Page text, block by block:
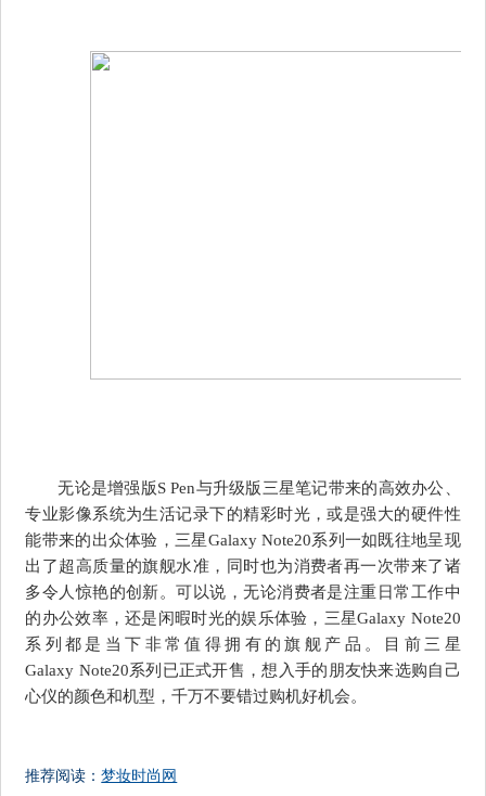
无论是增强版S Pen与升级版三星笔记带来的高效办公、
专业影像系统为生活记录下的精彩时光，或是强大的硬件性
能带来的出众体验，三星Galaxy Note20系列一如既往地呈现
出了超高质量的旗舰水准，同时也为消费者再一次带来了诸
多令人惊艳的创新。可以说，无论消费者是注重日常工作中
的办公效率，还是闲暇时光的娱乐体验，三星Galaxy Note20
系列都是当下非常值得拥有的旗舰产品。目前三星
Galaxy Note20系列已正式开售，想入手的朋友快来选购自己
心仪的颜色和机型，千万不要错过购机好机会。
推荐阅读：梦妆时尚网